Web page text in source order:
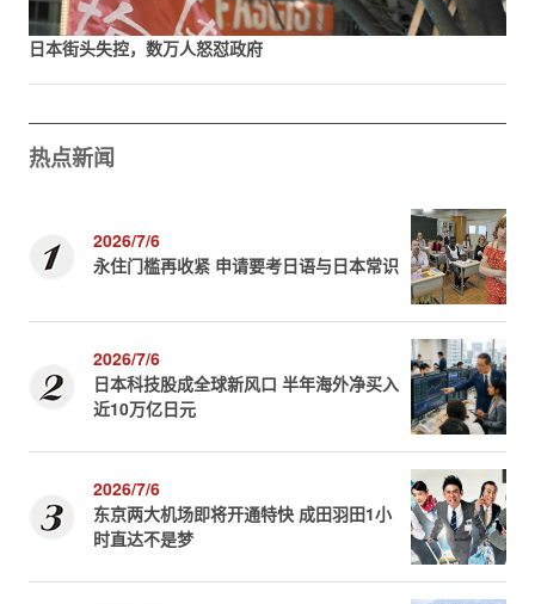
日本街头失控，数万人怒怼政府
热点新闻
2026/7/6
永住门槛再收紧 申请要考日语与日本常识
2026/7/6
日本科技股成全球新风口 半年海外净买入
近10万亿日元
2026/7/6
东京两大机场即将开通特快 成田羽田1小
时直达不是梦